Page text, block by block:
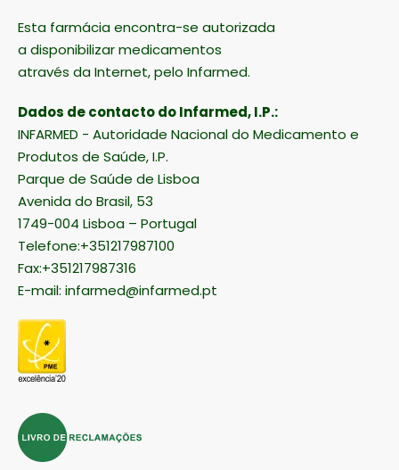
Esta farmácia encontra-se autorizada
a disponibilizar medicamentos
através da Internet, pelo Infarmed.
Dados de contacto do Infarmed, I.P.:
INFARMED - Autoridade Nacional do Medicamento e
Produtos de Saúde, I.P.
Parque de Saúde de Lisboa
Avenida do Brasil, 53
1749-004 Lisboa – Portugal
Telefone:+351217987100
Fax:+351217987316
E-mail: infarmed@infarmed.pt